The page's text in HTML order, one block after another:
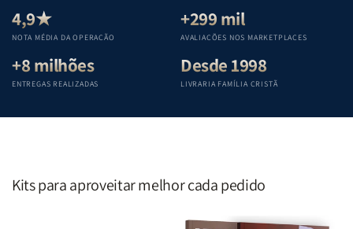
Teológica
Penkal
Penkal
Teológica
Penkal
4,9★
NOTA MÉDIA DA OPERAÇÃO
+299 mil
AVALIAÇÕES NOS MARKETPLACES
+8 milhões
ENTREGAS REALIZADAS
Desde 1998
LIVRARIA FAMÍLIA CRISTÃ
Kits para aproveitar melhor cada pedido